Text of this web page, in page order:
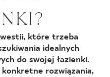
które trzeba
idealnych
do swojej łazienki.
rozwiązania,